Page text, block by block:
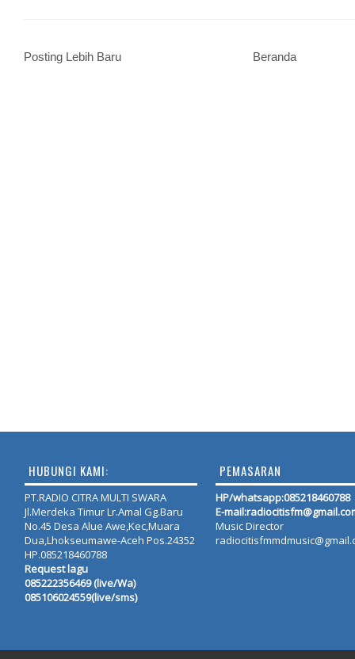
Posting Lebih Baru Beranda
HUBUNGI KAMI:
PT.RADIO CITRA MULTI SWARA
Jl.Merdeka Timur Lr.Amal Gg.Baru
No.45 Desa Alue Awe,Kec,Muara
Dua,Lhokseumawe-Aceh Pos.24352
HP.085218460788
Request lagu
085222356469 (live/Wa)
085106024559(live/sms)
PEMASARAN
HP/whatsapp:085218460788
E-
Music Director